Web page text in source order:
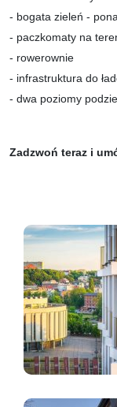
- bogata zieleń -
- paczkomaty na
- rowerownie
- infrastruktura do
- dwa poziomy
Zadzwoń teraz i